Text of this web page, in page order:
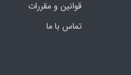
قوانین و مقررات
تماس با ما